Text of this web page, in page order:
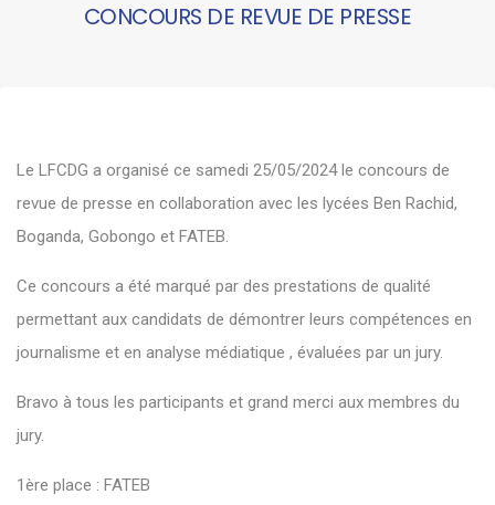
CONCOURS DE REVUE DE PRESSE
Le LFCDG a organisé ce samedi 25/05/2024 le concours de
revue de presse en collaboration avec les lycées Ben Rachid,
Boganda, Gobongo et FATEB.
Ce concours a été marqué par des prestations de qualité
permettant aux candidats de démontrer leurs compétences en
journalisme et en analyse médiatique , évaluées par un jury.
Bravo à tous les participants et grand merci aux membres du
jury.
1ère place : FATEB